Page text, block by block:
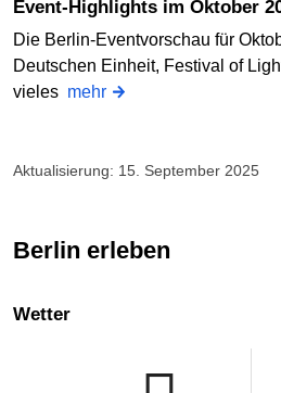
Event-Highlights im Oktober
Die Berlin-Eventvorschau für
Deutschen Einheit, Festival of
vieles mehr
Aktualisierung: 15. September 2025
Berlin erleben
Wetter